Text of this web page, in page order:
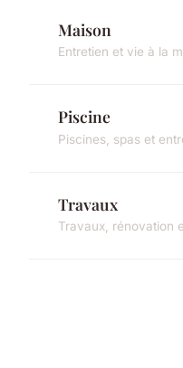
Maison
Entretien et vie à la
Piscine
Piscines, spas et
Travaux
Travaux, rénovation